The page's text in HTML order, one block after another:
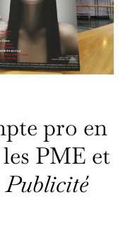
pro en
PME et
Publicité